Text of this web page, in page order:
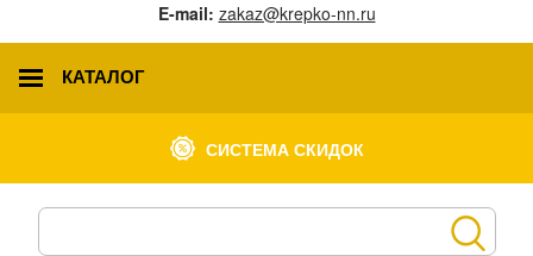
E-mail: zakaz@krepko-nn.ru
КАТАЛОГ
СИСТЕМА СКИДОК